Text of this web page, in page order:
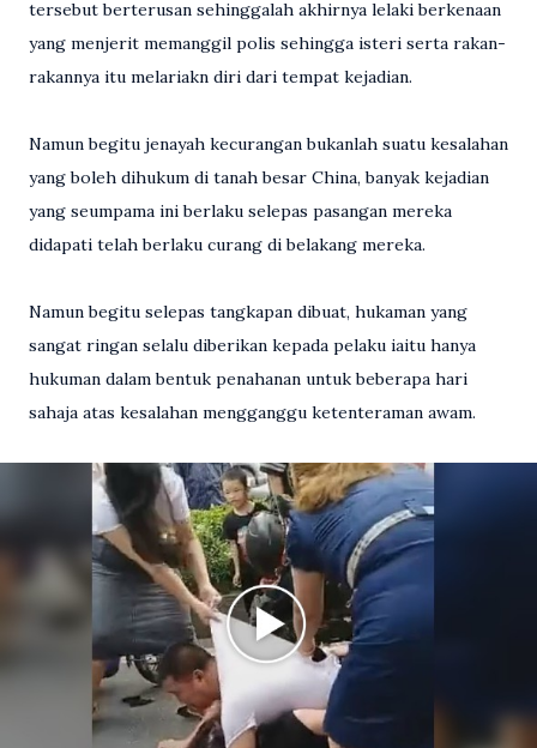
tersebut berterusan sehinggalah akhirnya lelaki berkenaan
yang menjerit memanggil polis sehingga isteri serta rakan-
rakannya itu melariakn diri dari tempat kejadian.
Namun begitu jenayah kecurangan bukanlah suatu kesalahan
yang boleh dihukum di tanah besar China, banyak kejadian
yang seumpama ini berlaku selepas pasangan mereka
didapati telah berlaku curang di belakang mereka.
Namun begitu selepas tangkapan dibuat, hukaman yang
sangat ringan selalu diberikan kepada pelaku iaitu hanya
hukuman dalam bentuk penahanan untuk beberapa hari
sahaja atas kesalahan mengganggu ketenteraman awam.